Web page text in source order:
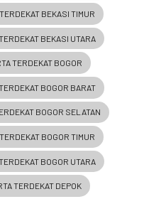
BEKASI TIMUR
BEKASI UTARA
TERDEKAT BOGOR
BOGOR BARAT
BOGOR SELATAN
BOGOR TIMUR
BOGOR UTARA
TERDEKAT DEPOK